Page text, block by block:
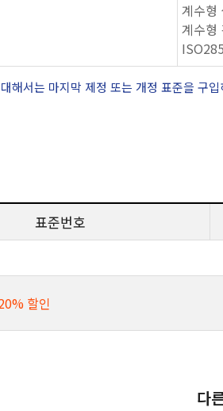
계수형
계수형
해서는 마지막 제정 또는 개정 표준을 구
표준번호
할인
다